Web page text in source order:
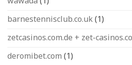
barnestennisclub.co.uk(1)
zetcasinos.com.de + zet-
deromibet.com (1)